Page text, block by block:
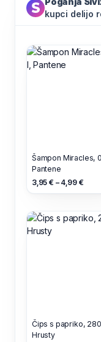
kupci delijo
Šampon Miracles,
Pantene
3,95 € – 4,99 €
Čips s papriko,
Hrusty